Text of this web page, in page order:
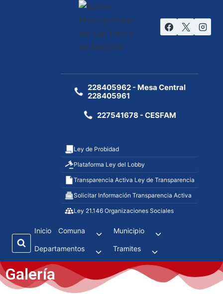
228405962 - Mesa Central
228405961
227541678 - CESFAM
Ley de Probidad
Plataforma Ley del Lobby
Transparencia Activa Ley de Transparencia
Solicitar Información Transparencia Activa
Ley 21.146 Organizaciones Sociales
Inicio Comuna Municipio
Departamentos Tramites
Galería